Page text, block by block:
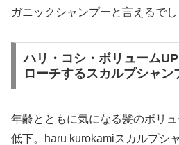
ガニックシャンプーと言えるでし
ハリ・コシ・ボリューム
ローチするスカルプシャン
年齢とともに気になる髪のボリ
低下。haru kurokamiスカルプシ